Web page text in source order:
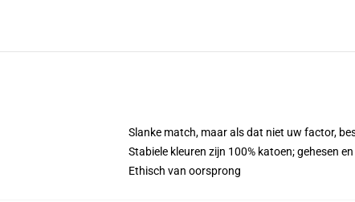
Slanke match, maar als dat niet uw factor,
Stabiele kleuren zijn 100% katoen; gehesen
Ethisch van oorsprong